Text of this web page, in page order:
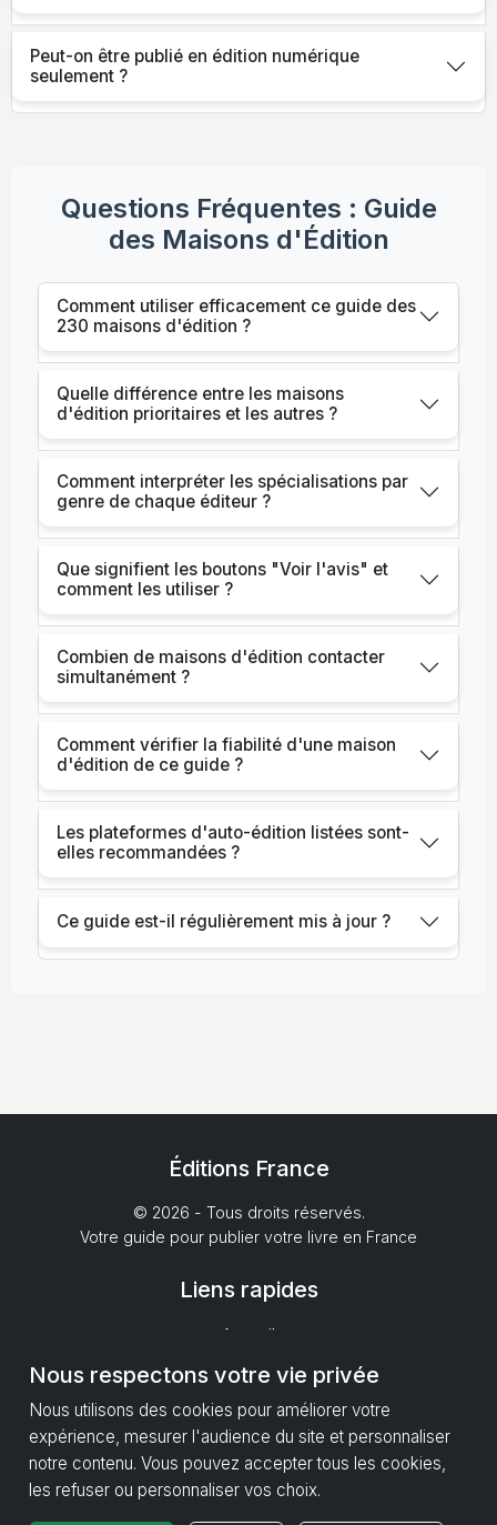
Peut-on être publié en édition numérique
seulement ?
Questions Fréquentes : Guide
des Maisons d'Édition
Comment utiliser efficacement ce guide des
230 maisons d'édition ?
Quelle différence entre les maisons
d'édition prioritaires et les autres ?
Comment interpréter les spécialisations par
genre de chaque éditeur ?
Que signifient les boutons "Voir l'avis" et
comment les utiliser ?
Combien de maisons d'édition contacter
simultanément ?
Comment vérifier la fiabilité d'une maison
d'édition de ce guide ?
Les plateformes d'auto-édition listées sont-
elles recommandées ?
Ce guide est-il régulièrement mis à jour ?
Éditions France
© 2026 - Tous droits réservés.
Votre guide pour publier votre livre en France
Liens rapides
Accueil
Maisons d'édition
Publier mon manuscrit
Contact
Guides Manuscrits
Nous respectons votre vie privée
Nous utilisons des cookies pour améliorer votre
expérience, mesurer l'audience du site et personnaliser
notre contenu. Vous pouvez accepter tous les cookies,
les refuser ou personnaliser vos choix.